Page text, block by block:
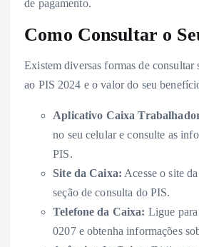
de pagamento.
Como Consultar o
Existem diversas formas de consultar
ao PIS 2024 e o valor do seu
Aplicativo Caixa
no seu celular e consulte as
PIS.
Site da Caixa: Acesse o site
seção de consulta do PIS.
Telefone da Caixa: Ligue
0207 e obtenha informações